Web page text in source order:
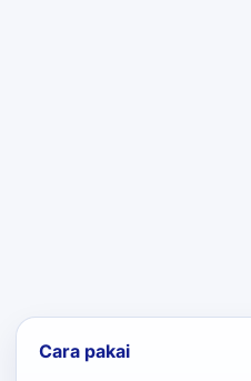
Cara pakai